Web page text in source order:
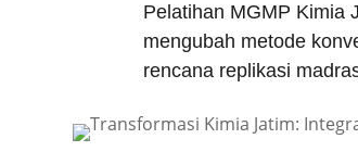
Pelatihan MGMP Kimia
mengubah metode
rencana replikasi